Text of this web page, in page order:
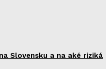
Slovensku a na aké riziká